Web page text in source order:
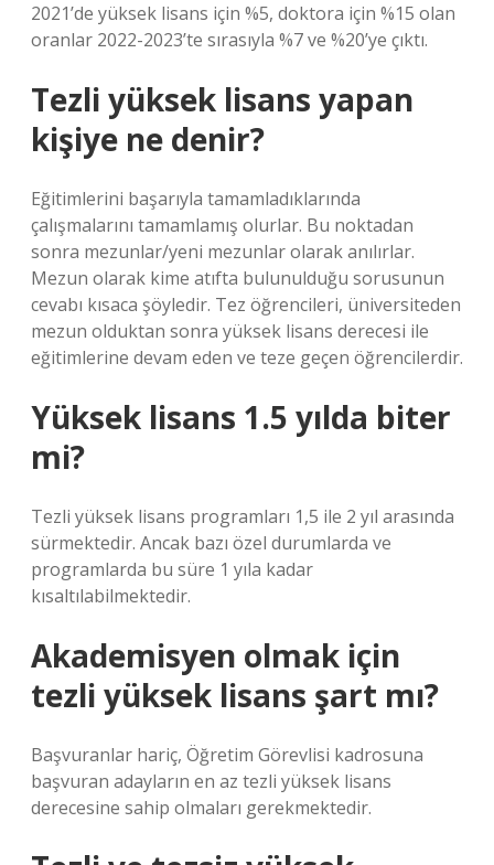
2021’de yüksek lisans için %5, doktora için %15 olan
oranlar 2022-2023’te sırasıyla %7 ve %20’ye çıktı.
Tezli yüksek lisans yapan
kişiye ne denir?
Eğitimlerini başarıyla tamamladıklarında
çalışmalarını tamamlamış olurlar. Bu noktadan
sonra mezunlar/yeni mezunlar olarak anılırlar.
Mezun olarak kime atıfta bulunulduğu sorusunun
cevabı kısaca şöyledir. Tez öğrencileri, üniversiteden
mezun olduktan sonra yüksek lisans derecesi ile
eğitimlerine devam eden ve teze geçen öğrencilerdir.
Yüksek lisans 1.5 yılda biter
mi?
Tezli yüksek lisans programları 1,5 ile 2 yıl arasında
sürmektedir. Ancak bazı özel durumlarda ve
programlarda bu süre 1 yıla kadar
kısaltılabilmektedir.
Akademisyen olmak için
tezli yüksek lisans şart mı?
Başvuranlar hariç, Öğretim Görevlisi kadrosuna
başvuran adayların en az tezli yüksek lisans
derecesine sahip olmaları gerekmektedir.